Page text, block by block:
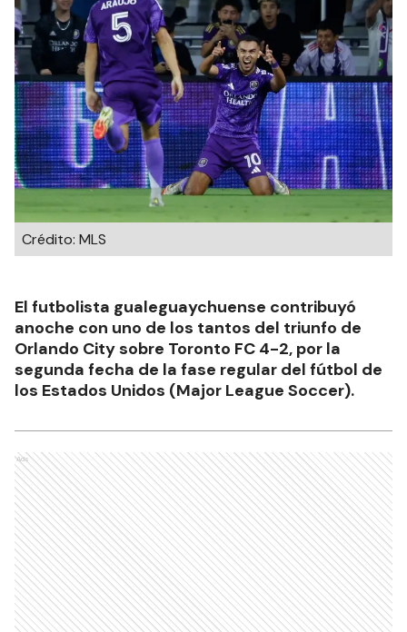
Crédito: MLS
El futbolista gualeguaychuense contribuyó
anoche con uno de los tantos del triunfo de
Orlando City sobre Toronto FC 4-2, por la
segunda fecha de la fase regular del fútbol de
los Estados Unidos (Major League Soccer).
Ads